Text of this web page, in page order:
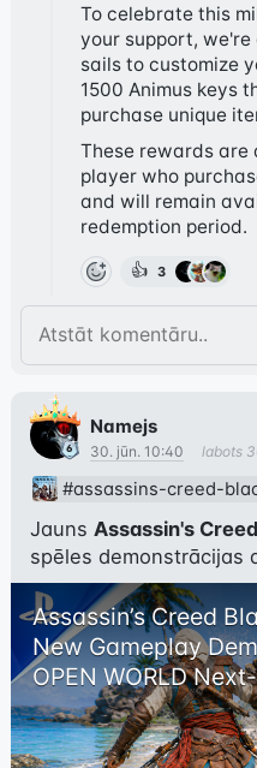
To celebrate this
your support, we're
sails to customize
1500 Animus keys
purchase unique
These rewards
player who
and will remain
redemption period.
👍 3
Namejs
30. jūn. 10:40 labots
#assassins-creed-
Jauns Assassin's
spēles demonstrācijas
Assassin’s Creed
New Gameplay
OPEN WORLD